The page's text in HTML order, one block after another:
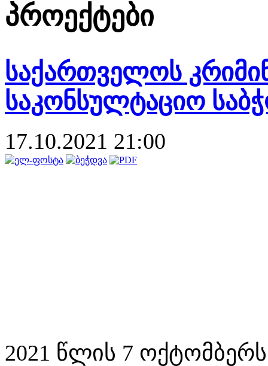
პროექტები
საქართველოს
საკონსულტაციო
17.10.2021 21:00
2021 წლის 7